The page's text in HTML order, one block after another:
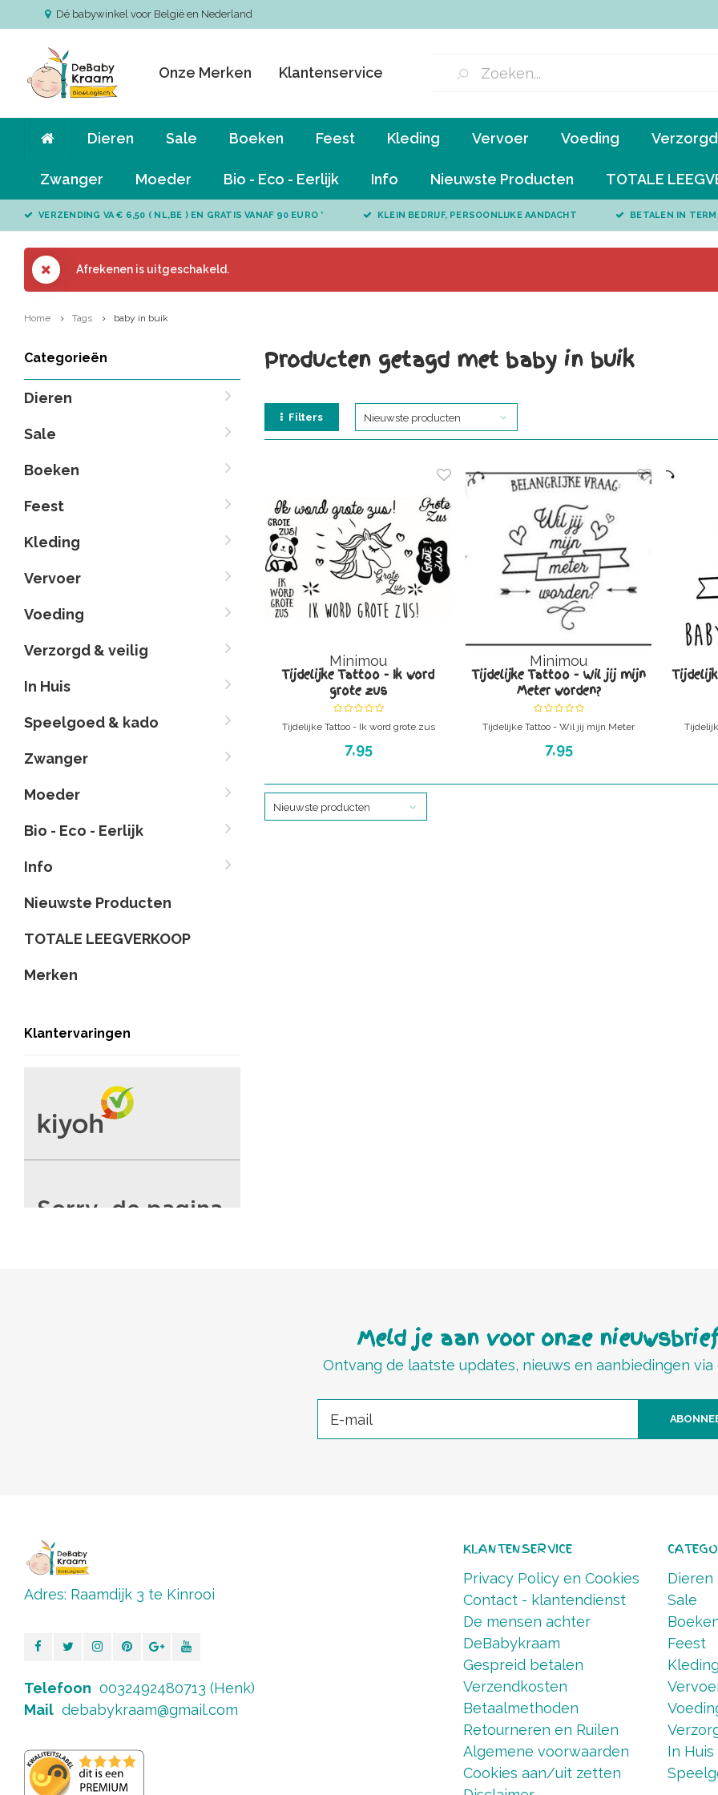
Dé babywinkel voor België en Nederland
Onze Merken Klantenservice
Dieren Sale Boeken Feest Kleding Vervoer Voeding
Zwanger Moeder Bio - Eco - Eerlijk Info Nieuwste Producten TOTALE
VERZENDING VA € 6,50 ( NL,BE ) EN GRATIS VANAF 90 EURO * KLEIN BEDRIJF, PERSOONLIJKE AANDACHT BETALEN IN
Afrekenen is uitgeschakeld.
Home Tags baby in buik
Categorieën
Dieren
Sale
Boeken
Feest
Kleding
Vervoer
Voeding
Verzorgd & veilig
In Huis
Speelgoed & kado
Zwanger
Moeder
Bio - Eco - Eerlijk
Info
Nieuwste Producten
TOTALE LEEGVERKOOP
Merken
Klantervaringen
Producten getagd met baby in buik
Filters Nieuwste producten
Minimou
Tijdelijke Tattoo - Ik word
grote zus
Tijdelijke Tattoo - Ik word grote zus
Unieke manier om te vertellen dat je weer
een kindje verwacht
7,95
Minimou
Tijdelijke Tattoo - Wil jij mijn
Meter worden?
Tijdelijke Tattoo - Wil jij mijn Meter
worden? Peettante vragen
Unieke manier om je zus of vriendin of
7,95
Unieke
Nieuwste producten
Meld je aan voor onze
Ontvang de laatste updates, nieuws en aanbiedingen via
Adres: Raamdijk 3 te Kinrooi
Telefoon 0032492480713 (Henk)
Mail debabykraam@gmail.com
KLANTENSERVICE
Privacy Policy en Cookies
Contact - klantendienst
De mensen achter
DeBabykraam
Gespreid betalen
Verzendkosten
Betaalmethoden
Retourneren en Ruilen
Algemene voorwaarden
Cookies aan/uit zetten
Dieren
Sale
Feest
Kleding
In Huis